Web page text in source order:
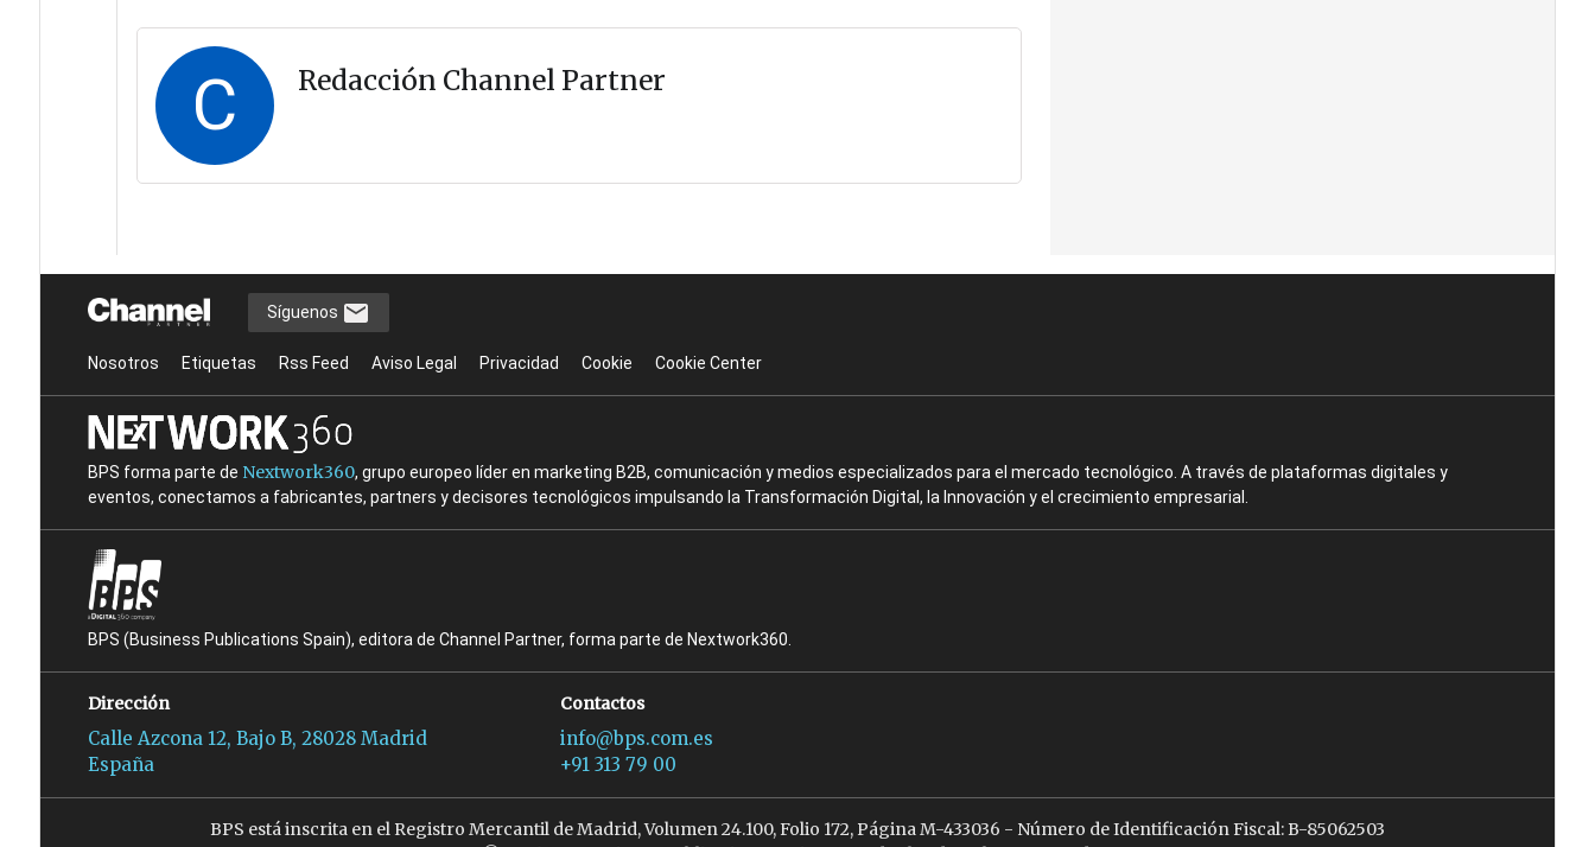
C Redacción Channel Partner
Síguenos
Nosotros Etiquetas Rss Feed Aviso Legal Privacidad Cookie Cookie Center
BPS forma parte de Nextwork360, grupo europeo líder en marketing B2B, comunicación y medios especializados para el mercado tecnológico. A través de plataformas digitales y
eventos, conectamos a fabricantes, partners y decisores tecnológicos impulsando la Transformación Digital, la Innovación y el crecimiento empresarial.
BPS (Business Publications Spain), editora de Channel Partner, forma parte de Nextwork360.
Dirección
Calle Azcona 12, Bajo B, 28028 Madrid
España
Contactos
info@bps.com.es
+91 313 79 00
BPS está inscrita en el Registro Mercantil de Madrid, Volumen 24.100, Folio 172, Página M-433036 - Número de Identificación Fiscal: B-85062503